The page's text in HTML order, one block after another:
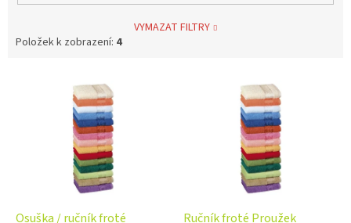
VYMAZAT FILTRY
Položek k zobrazení: 4
Osuška / ručník froté
Ručník froté Proužek